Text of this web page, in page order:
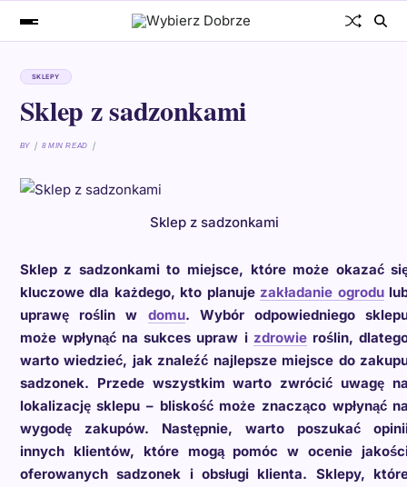
SKLEPY
Sklep z sadzonkami
BY 8 MIN READ
Sklep z sadzonkami
Sklep z sadzonkami to miejsce, które może okazać
kluczowe dla każdego, kto planuje zakładanie ogrodu
uprawę roślin w domu. Wybór odpowiedniego
może wpłynąć na sukces upraw i zdrowieroślin,
warto wiedzieć, jak znaleźć najlepsze miejsce do
sadzonek. Przede wszystkim warto zwrócić uwagę
lokalizację sklepu – bliskość może znacząco wpłynąć
wygodę zakupów. Następnie, warto poszukać
innych klientów, które mogą pomóc w ocenie
oferowanych sadzonek i obsługi klienta. Sklepy,